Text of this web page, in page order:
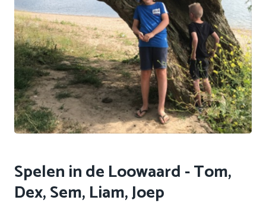
Spelen in de Loowaard - Tom,
Dex, Sem, Liam, Joep